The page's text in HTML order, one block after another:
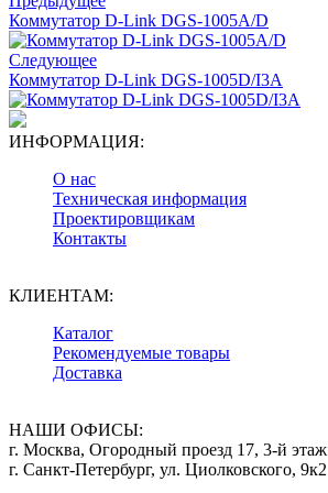
Коммутатор D-Link DGS-1005A/D
Следующее
Коммутатор D-Link DGS-1005D/I3A
ИНФОРМАЦИЯ:
О нас
Техническая информация
Проектировщикам
Контакты
КЛИЕНТАМ:
Каталог
Рекомендуемые товары
Доставка
НАШИ ОФИСЫ:
г. Москва, Огородный проезд 17, 3-й этаж
г. Санкт-Петербург, ул. Циолковского, 9к2